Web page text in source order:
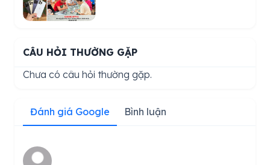
CÂU HỎI THƯỜNG GẶP
Chưa có câu hỏi thường gặp.
Đánh giá Google Bình luận